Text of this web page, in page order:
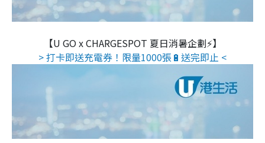
【U GO x CHARGESPOT 夏日消暑企劃⚡】
> 打卡即送充電券！限量1000張🔋送完即止 <